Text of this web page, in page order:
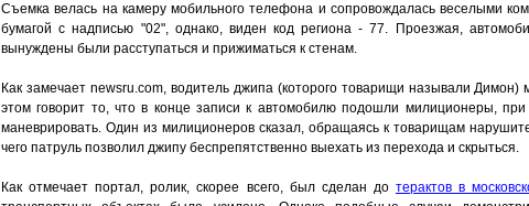
Съемка велась на камеру мобильного телефона и сопровождалась веселыми
бумагой с надписью "02", однако, виден код региона - 77. Проезжая,
вынуждены были расступаться и прижиматься к стенам.
Как замечает newsru.com, водитель джипа (которого товарищи называли
этом говорит то, что в конце записи к автомобилю подошли милиционеры,
маневрировать. Один из милиционеров сказал, обращаясь к товарищам
чего патруль позволил джипу беспрепятственно выехать из перехода и скрыться.
Как отмечает портал, ролик, скорее всего, был сделан до терактов в